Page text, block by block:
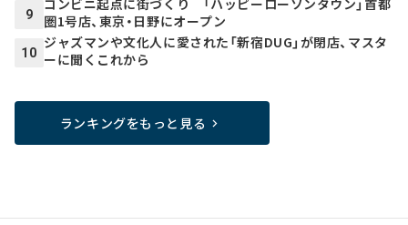
9
コンビニ起点に街づくり 「ハッピーローソンタウン」首都
圏1号店、東京・日野にオープン
10
ジャズマンや文化人に愛された「新宿DUG」が閉店、マスタ
ーに聞くこれから
ランキングをもっと見る